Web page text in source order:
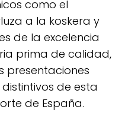
como el
a la koskera y
de la excelencia
prima de calidad,
presentaciones
de esta
de España.